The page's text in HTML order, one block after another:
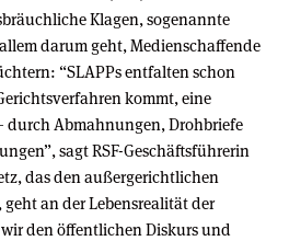
Klagen, sogenannte
darum geht, Medienschaffende
“SLAPPs entfalten schon
kommt, eine
durch Abmahnungen, Drohbriefe
sagt RSF-Geschäftsführerin
das den außergerichtlichen
an der Lebensrealität der
den öffentlichen Diskurs und